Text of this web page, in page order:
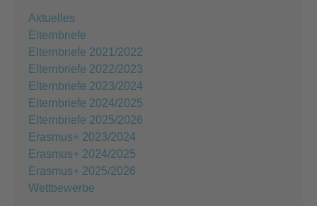
Aktuelles
Elternbriefe
Elternbriefe 2021/2022
Elternbriefe 2022/2023
Elternbriefe 2023/2024
Elternbriefe 2024/2025
Elternbriefe 2025/2026
Erasmus+ 2023/2024
Erasmus+ 2024/2025
Erasmus+ 2025/2026
Wettbewerbe